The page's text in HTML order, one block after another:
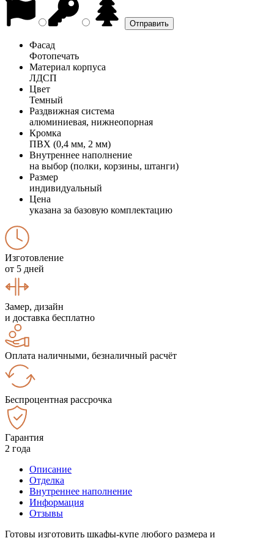
Фасад
Фотопечать
Материал корпуса
ЛДСП
Цвет
Темный
Раздвижная система
алюминиевая, нижнеопорная
Кромка
ПВХ (0,4 мм, 2 мм)
Внутреннее наполнение
на выбор (полки, корзины, штанги)
Размер
индивидуальный
Цена
указана за базовую комплектацию
Изготовление
от 5 дней
Замер, дизайн
и доставка бесплатно
Оплата наличными, безналичный расчёт
Беспроцентная рассрочка
Гарантия
2 года
Описание
Отделка
Внутреннее наполнение
Информация
Отзывы
Готовы изготовить шкафы-купе любого размера и